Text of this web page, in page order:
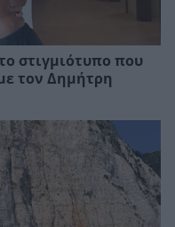
στιγμιότυπο που
τον Δημήτρη